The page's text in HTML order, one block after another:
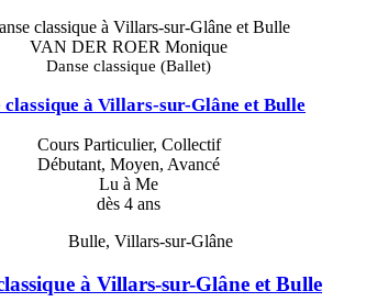
VAN DER ROER Monique
Danse classique (Ballet)
classique à Villars-sur-Glâne et Bulle
Cours Particulier, Collectif
Débutant, Moyen, Avancé
Lu à Me
dès 4 ans
Bulle, Villars-sur-Glâne
à Villars-sur-Glâne et Bulle